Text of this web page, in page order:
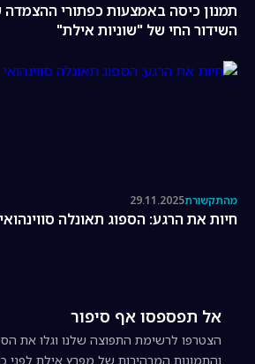
תמנון כיסה באמצעות כפתורי
השידור החי של "שוניות אילת"
מהתקשורת29.11.2025
חיות את הרגע: הספוג תאונלה סווינהואי
אל תפספסו אף סיפור
הצטרפו לרשימת התפוצה שלנו וגלו את
והתמונות המרהיבות של מפרץ אילת לפני